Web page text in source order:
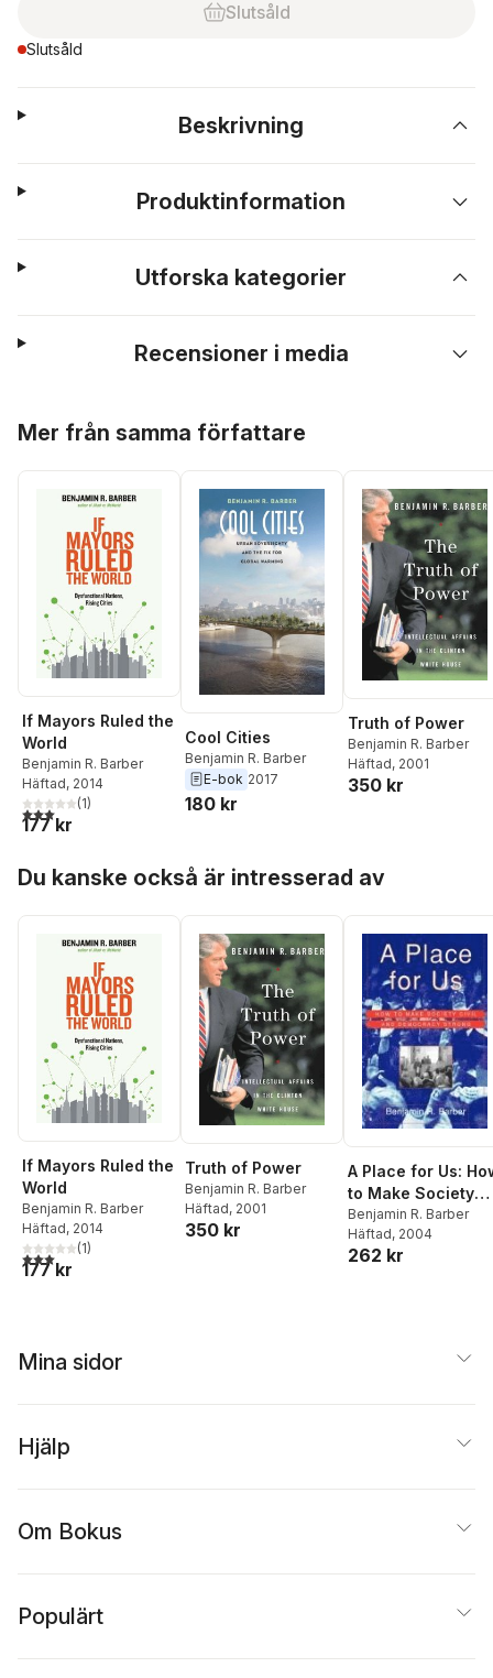
Slutsåld
Slutsåld
Beskrivning
Produktinformation
Utforska kategorier
Recensioner i media
Mer från samma författare
If Mayors Ruled the
World
Benjamin R. Barber
Häftad, 2014
3,0utav 5 stjärnor. Totalt antal röster:
(1)
177 kr
Cool Cities
Benjamin R. Barber
E-bok 2017
180 kr
Truth of Power
Benjamin R. Barber
Häftad, 2001
350 kr
Du kanske också är intresserad av
If Mayors Ruled the
World
Benjamin R. Barber
Häftad, 2014
3,0utav 5 stjärnor. Totalt antal röster:
(1)
177 kr
Truth of Power
Benjamin R. Barber
Häftad, 2001
350 kr
A Place for Us:
to Make Society
Civil and
Democracy Strong
Benjamin R. Barber
Häftad, 2004
262 kr
Mina sidor
Hjälp
Om Bokus
Populärt